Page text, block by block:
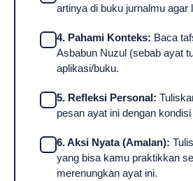
artinya di buku jurnalmu agar
4. Pahami Konteks: Baca
Asbabun Nuzul (sebab ayat
aplikasi/buku.
5. Refleksi Personal:
pesan ayat ini dengan
6. Aksi Nyata (Amalan):
yang bisa kamu praktikkan
merenungkan ayat ini.